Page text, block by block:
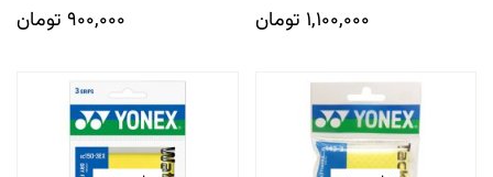
1,100,000 تومان
900,000 تومان